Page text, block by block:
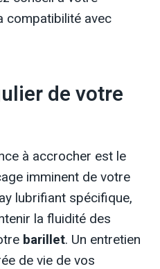
compatibilité avec
de votre
à accrocher est le
imminent de votre
lubrifiant spécifique,
la fluidité des
barillet. Un entretien
de vie de vos